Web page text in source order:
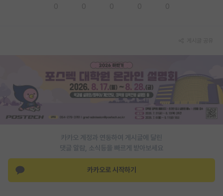
인문사회 계열 게시판
특수/전문대학원 게시판
반도체/AI 게시판
장학금/장학생 게시판
학술 정보 게시판
카카오 계정과 연동하여 게시글에 달린
댓글 알람, 소식등을 빠르게 받아보세요
카카오로 시작하기